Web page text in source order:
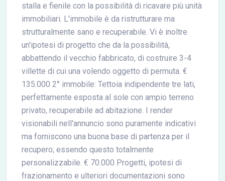
stalla e fienile con la possibilità di ricavare più unità
immobiliari. L'immobile è da ristrutturare ma
strutturalmente sano e recuperabile. Vi è inoltre
un'ipotesi di progetto che da la possibilità,
abbattendo il vecchio fabbricato, di costruire 3-4
villette di cui una volendo oggetto di permuta. €
135.000 2° immobile: Tettoia indipendente tre lati,
perfettamente esposta al sole con ampio terreno
privato, recuperabile ad abitazione. I render
visionabili nell'annuncio sono puramente indicativi
ma forniscono una buona base di partenza per il
recupero; essendo questo totalmente
personalizzabile. € 70.000 Progetti, ipotesi di
frazionamento e ulteriori documentazioni sono